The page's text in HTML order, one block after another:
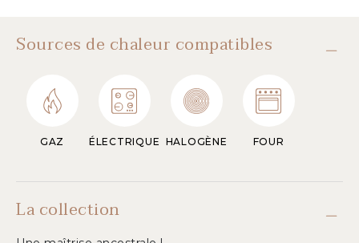
Sources de chaleur compatibles
GAZ ÉLECTRIQUE HALOGÈNE FOUR
La collection